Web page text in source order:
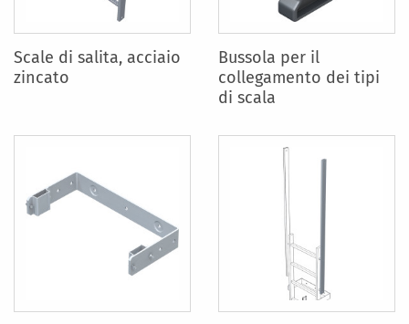
Scale di salita, acciaio
zincato
Bussola per il
collegamento dei tipi
di scala